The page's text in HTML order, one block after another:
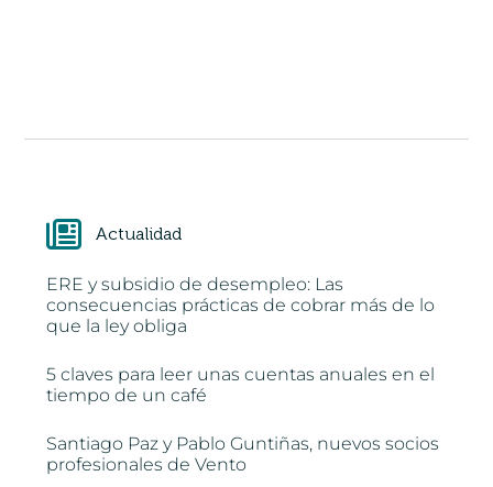
Actualidad
ERE y subsidio de desempleo: Las
consecuencias prácticas de cobrar más de lo
que la ley obliga
5 claves para leer unas cuentas anuales en el
tiempo de un café
Santiago Paz y Pablo Guntiñas, nuevos socios
profesionales de Vento